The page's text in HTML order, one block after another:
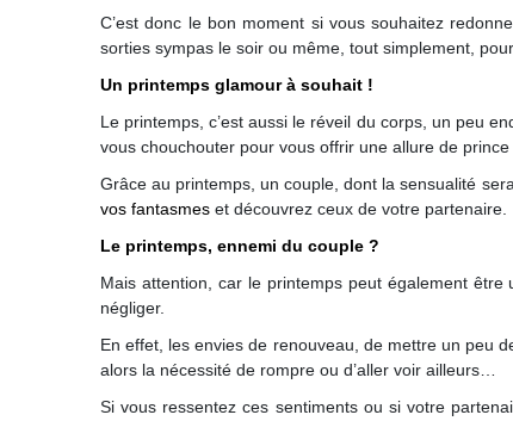
C’est donc le bon moment si vous souhaitez
sorties sympas le soir ou même, tout simplement,
Un printemps glamour à souhait !
Le printemps, c’est aussi le réveil du corps, un peu
vous chouchouter pour vous offrir une allure de
Grâce au printemps, un couple, dont la sensualité
vos fantasmes et découvrez ceux de votre partenaire.
Le printemps, ennemi du couple ?
Mais attention, car le printemps peut également
négliger.
En effet, les envies de renouveau, de mettre un peu
alors la nécessité de rompre ou d’aller voir ailleurs…
Si vous ressentez ces sentiments ou si votre